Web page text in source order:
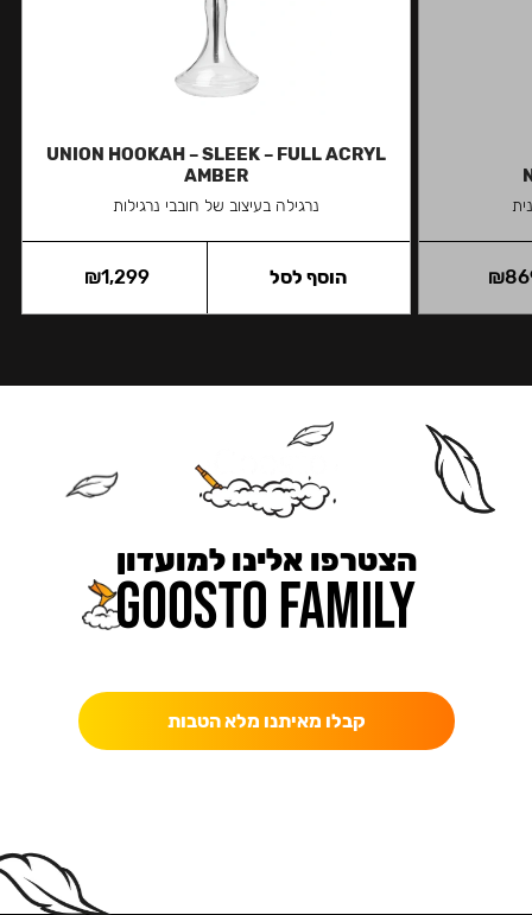
₪
UNION HOOKAH – SLEEK – FULL ACRYL
AMBER
נרגילה בעיצוב של חובבי נרגילות
₪1,299 הוסף לסל
הצטרפו אלינו למועדון
קבלו מאיתנו מלא הטבות